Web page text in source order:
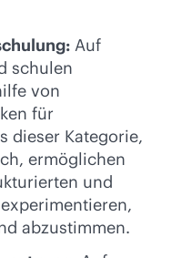
Auf
schulen
von
für
dieser Kategorie,
ermöglichen
und
abzustimmen.